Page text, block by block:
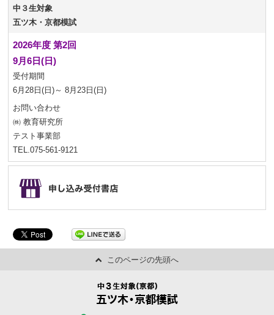
中３生対象
五ツ木・京都模試
2026年度 第2回
9月6日(日)
受付期間
6月28日(日)～ 8月23日(日)
お問い合わせ
㈱ 教育研究所
テスト事業部
TEL.075-561-9121
このページの先頭へ